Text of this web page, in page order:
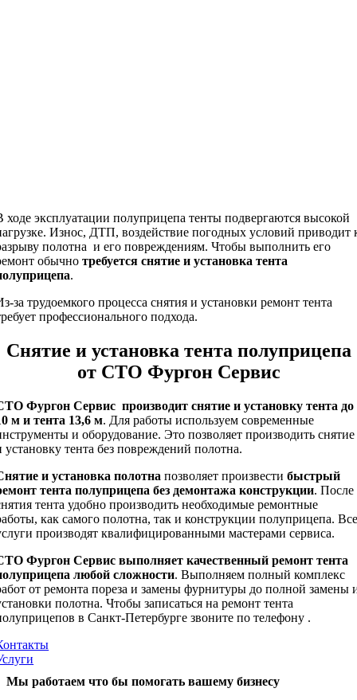
ходе эксплуатации полуприцепа тенты подвергаются высокой
Износ, ДТП, воздействие погодных условий приводит
полотна и его повреждениям. Чтобы выполнить его
обычнотребуется снятие и установка тента
.
за трудоемкого процесса снятия и установки ремонт тента
профессионального подхода.
Снятие и установка тента полуприцепа
от СТО Фургон Сервис
Фургон Сервис производит снятие и установку тента до
м и тента 13,6 м. Для работы используем современные
и оборудование. Это позволяет производить снятие
установку тента без повреждений полотна.
и установка полотна позволяет произвестибыстрый
тента полуприцепа без демонтажа конструкции. После
тента удобно производить необходимые ремонтные
как самого полотна, так и конструкции полуприцепа.
производят квалифицированными мастерами сервиса.
Фургон Сервис выполняет качественный ремонт тента
любой сложности. Выполняем полный комплекс
от ремонта пореза и замены фурнитуры до полной замены
полотна. Чтобы записаться на ремонт тента
в Санкт-Петербурге звоните по телефону .
Мы работаем что бы помогать вашему бизнесу